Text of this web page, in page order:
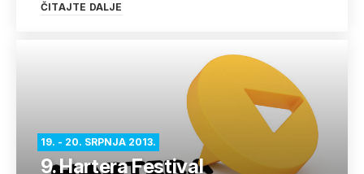
ČITAJTE DALJE
19. - 20. SRPNJA 2013.
9. Hartera Festival